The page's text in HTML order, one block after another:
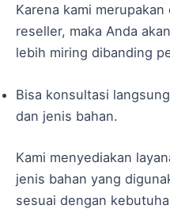
Karena kami
reseller, maka Anda
lebih miring dibanding
Bisa konsultasi
dan jenis bahan.
Kami menyediakan
jenis bahan yang
sesuai dengan